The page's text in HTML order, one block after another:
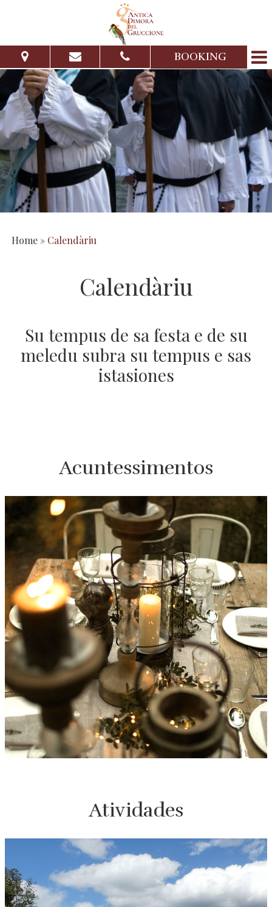
BOOKING
Dae su: a su:
Mannos: Minores:
Càstia si b’at logu
Pedi unu preventivu
Home » Calendàriu
Calendàriu
Su tempus de sa festa e de su
meledu subra su tempus e sas
istasiones
Acuntessimentos
Atividades